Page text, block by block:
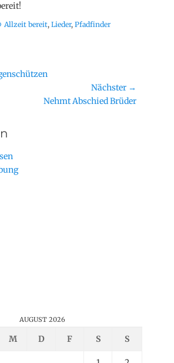
Allzeit bereit, Lieder, Pfadfinder
Nächster →
Nehmt Abschied Brüder
AUGUST 2026
M D F S S